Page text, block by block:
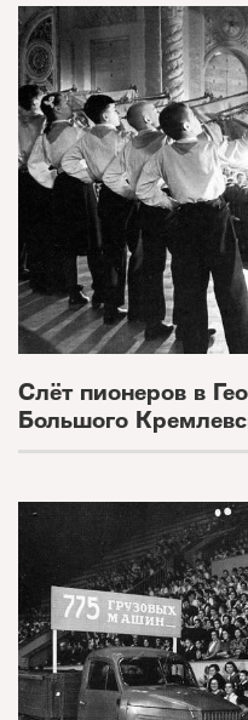
Слёт пионеров в
Большого